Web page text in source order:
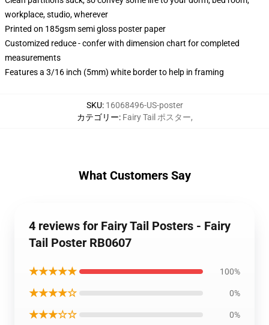
workplace, studio, wherever
Printed on 185gsm semi gloss poster paper
Customized reduce - confer with dimension chart for completed
measurements
Features a 3/16 inch (5mm) white border to help in framing
SKU: 16068496-US-poster
カテゴリー: Fairy Tail ポスター,
What Customers Say
4 reviews for Fairy Tail Posters - Fairy
Tail Poster RB0607
★★★★★ 100%
★★★★☆ 0%
★★★☆☆ 0%